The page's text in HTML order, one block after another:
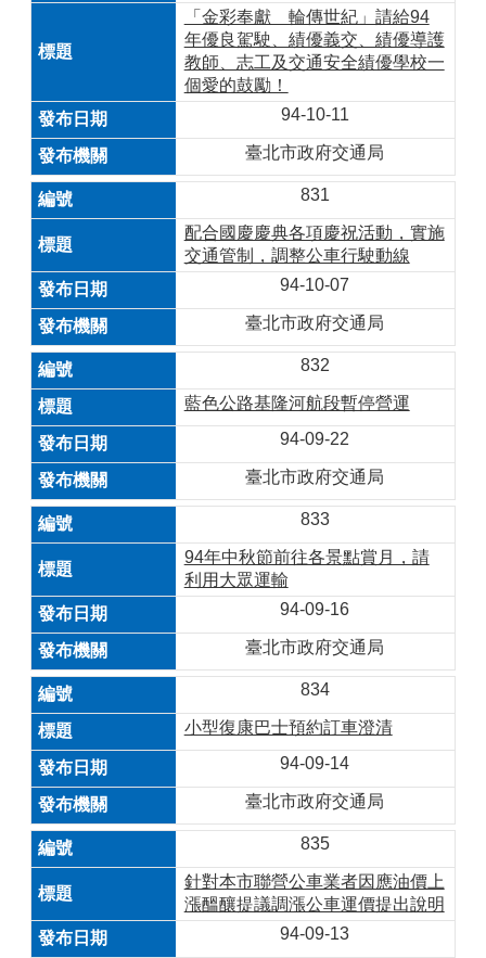
「金彩奉獻 輪傳世紀」請給94
年優良駕駛、績優義交、績優導護
教師、志工及交通安全績優學校一
個愛的鼓勵！
94-10-11
臺北市政府交通局
831
配合國慶慶典各項慶祝活動，實施
交通管制，調整公車行駛動線
94-10-07
臺北市政府交通局
832
藍色公路基隆河航段暫停營運
94-09-22
臺北市政府交通局
833
94年中秋節前往各景點賞月，請
利用大眾運輸
94-09-16
臺北市政府交通局
834
小型復康巴士預約訂車澄清
94-09-14
臺北市政府交通局
835
針對本市聯營公車業者因應油價上
漲醞釀提議調漲公車運價提出說明
94-09-13